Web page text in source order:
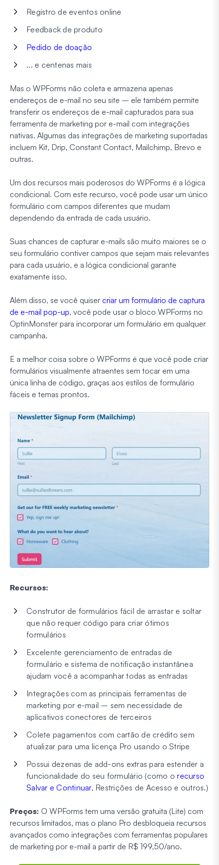
Registro de eventos online
Feedback de produto
Pedido de doação
... e centenas mais
Mas o WPForms não coleta e armazena apenas
endereços de e-mail no seu site – ele também permite
transferir os endereços de e-mail capturados para sua
ferramenta de marketing por e-mail com integrações
nativas. Algumas das integrações de marketing suportadas
incluem Kit, Drip, Constant Contact, Mailchimp, Brevo e
outras.
Um dos recursos mais poderosos do WPForms é a lógica
condicional. Com este recurso, você pode usar um único
formulário com campos diferentes que mudam
dependendo da entrada de cada usuário.
Suas chances de capturar e-mails são muito maiores se o
seu formulário contiver campos que sejam mais relevantes
para cada usuário, e a lógica condicional garante
exatamente isso.
Além disso, se você quiser criar um formulário de captura
de e-mail pop-up, você pode usar o bloco WPForms no
OptinMonster para incorporar um formulário em qualquer
campanha.
E a melhor coisa sobre o WPForms é que você pode criar
formulários visualmente atraentes sem tocar em uma
única linha de código, graças aos estilos de formulário
fáceis e temas prontos.
Recursos:
Construtor de formulários fácil de arrastar e soltar
que não requer código para criar ótimos
formulários
Excelente gerenciamento de entradas de
formulário e sistema de notificação instantânea
ajudam você a acompanhar todas as entradas
Integrações com as principais ferramentas de
marketing por e-mail – sem necessidade de
aplicativos conectores de terceiros
Colete pagamentos com cartão de crédito sem
atualizar para uma licença Pro usando o Stripe
Possui dezenas de add-ons extras para estender a
funcionalidade do seu formulário (como orecurso
Salvar e Continuar, Restrições de Acesso e outros.)
Preços: O WPForms tem uma versão gratuita (Lite) com
recursos limitados, mas o plano Pro desbloqueia recursos
avançados como integrações com ferramentas populares
de marketing por e-mail a partir de R$ 199,50/ano.